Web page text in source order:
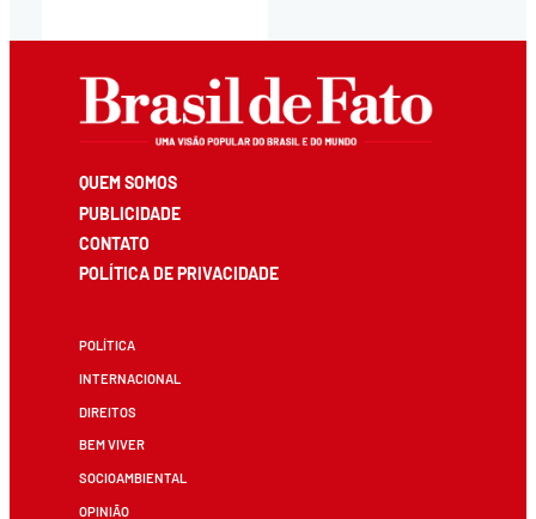
QUEM SOMOS
PUBLICIDADE
CONTATO
POLÍTICA DE PRIVACIDADE
POLÍTICA
INTERNACIONAL
DIREITOS
BEM VIVER
SOCIOAMBIENTAL
OPINIÃO